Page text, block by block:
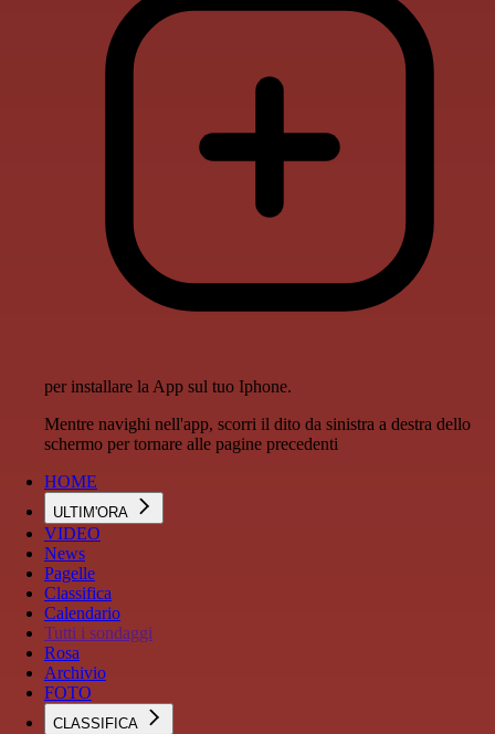
per installare la App sul tuo Iphone.
Mentre navighi nell'app, scorri il dito da sinistra a destra dello
schermo per tornare alle pagine precedenti
HOME
ULTIM'ORA
VIDEO
News
Pagelle
Classifica
Calendario
Tutti i sondaggi
Rosa
Archivio
FOTO
CLASSIFICA